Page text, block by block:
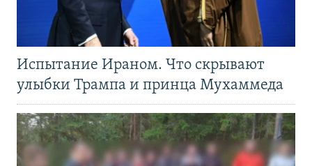
Испытание Ираном. Что скрывают
улыбки Трампа и принца Мухаммеда